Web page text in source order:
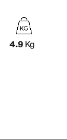
4.9Kg